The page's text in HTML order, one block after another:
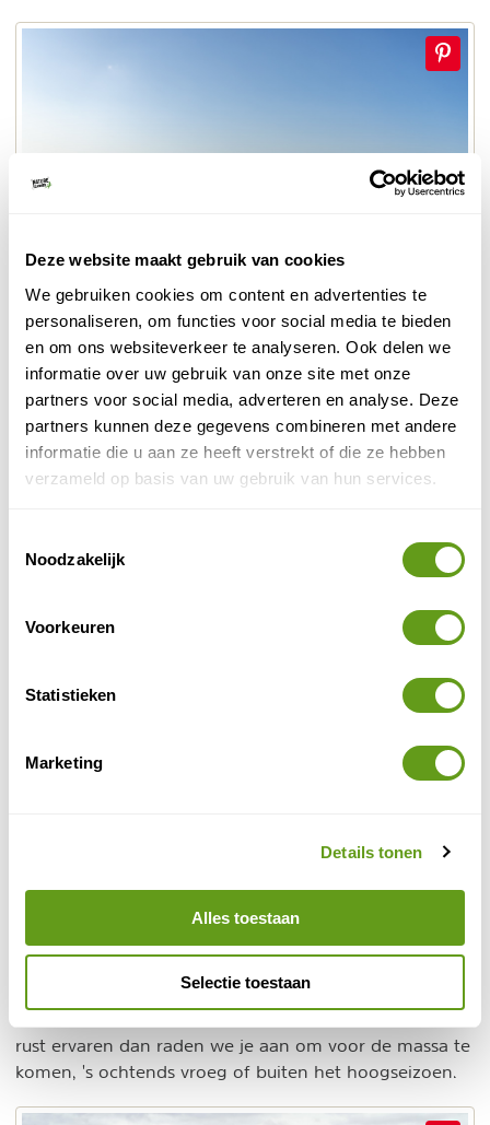
Deze website maakt gebruik van cookies
We gebruiken cookies om content en advertenties te
personaliseren, om functies voor social media te bieden
en om ons websiteverkeer te analyseren. Ook delen we
informatie over uw gebruik van onze site met onze
partners voor social media, adverteren en analyse. Deze
partners kunnen deze gegevens combineren met andere
informatie die u aan ze heeft verstrekt of die ze hebben
verzameld op basis van uw gebruik van hun services.
Noodzakelijk
Voorkeuren
Statistieken
Marketing
Details tonen
Alles toestaan
Selectie toestaan
Wild Atlantic Way Kerry
© Naturescanner Gitta
Tip: rijd deRing of Kerry, een populaire toeristische
route van 179 km die je meeneemt over hetIveragh
schiereiland. Deze route volgt voor een deel de WAW
maar gaat ook meer het binnenland in. Je komt langs
Derrynane Nationaal Park en Valentia Island dat
Mooie rondreizen
Riksja Travel - Rondreizen en bouwstenen
Wie kent ze niet, de Kliffen van Moher in County Clare.
absoluut gezien wil hebben tijdens een roadtrip op de
rust ervaren dan raden we je aan om voor de massa te
komen, 's ochtends vroeg of buiten het hoogseizoen.